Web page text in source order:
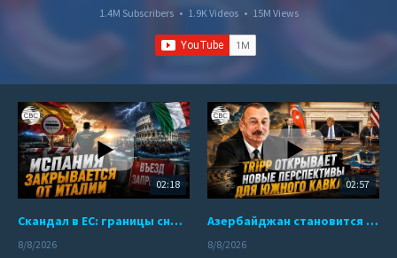
1.4M Subscribers • 1.9K Videos • 15M Views
02:18
Скандал в ЕС: границы снова под контролем
8/8/2026
02:57
Азербайджан становится мостом между Востоком и Западом
8/8/2026